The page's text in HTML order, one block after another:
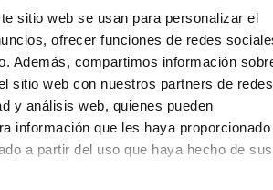
sitio web se usan para personalizar el
ofrecer funciones de redes
Además, compartimos información
sitio web con nuestros partners de redes
y análisis web, quienes pueden
información que les haya proporcionado
a partir del uso que haya hecho de sus